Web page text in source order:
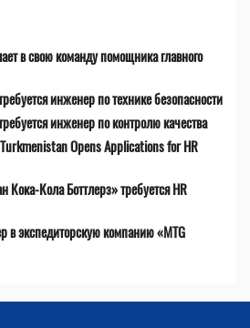
в свою команду помощника главного
инженер по технике безопасности
инженер по контролю качества
Opens Applications for HR
Кока-Кола Боттлерз» требуется HR
в экспедиторскую компанию «MTG